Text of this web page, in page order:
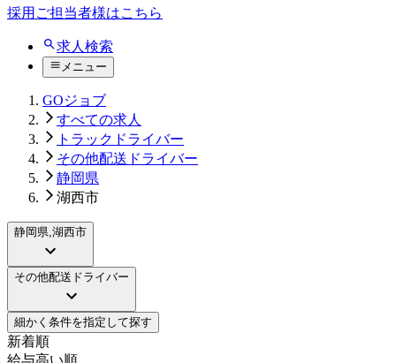
採用ご担当者様はこちら
求人検索
メニュー
GOジョブ
すべての求人
トラックドライバー
その他配送ドライバー
静岡県
湖西市
静岡県,湖西市
その他配送ドライバー
細かく条件を指定して探す
新着順